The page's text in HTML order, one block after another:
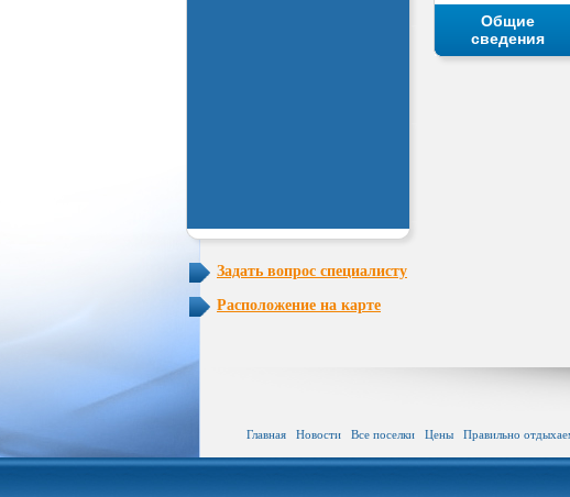
Задать вопрос специалисту
Расположение на карте
Общие
сведения
Главная Новости Все поселки Цены Правильно